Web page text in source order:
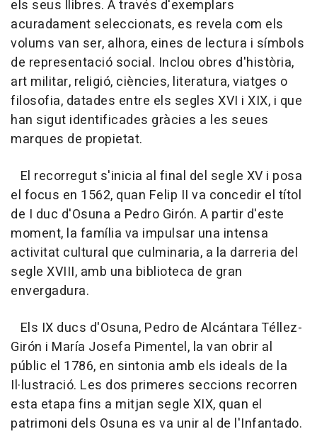
els seus llibres. A través d'exemplars
acuradament seleccionats, es revela com els
volums van ser, alhora, eines de lectura i símbols
de representació social. Inclou obres d'història,
art militar, religió, ciències, literatura, viatges o
filosofia, datades entre els segles XVI i XIX, i que
han sigut identificades gràcies a les seues
marques de propietat.
El recorregut s'inicia al final del segle XV i posa
el focus en 1562, quan Felip II va concedir el títol
de I duc d'Osuna a Pedro Girón. A partir d'este
moment, la família va impulsar una intensa
activitat cultural que culminaria, a la darreria del
segle XVIII, amb una biblioteca de gran
envergadura.
Els IX ducs d'Osuna, Pedro de Alcántara Téllez-
Girón i María Josefa Pimentel, la van obrir al
públic el 1786, en sintonia amb els ideals de la
Il·lustració. Les dos primeres seccions recorren
esta etapa fins a mitjan segle XIX, quan el
patrimoni dels Osuna es va unir al de l'Infantado.